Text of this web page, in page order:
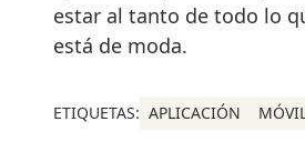
estar al tanto de todo lo
está de moda.
ETIQUETAS: APLICACIÓN